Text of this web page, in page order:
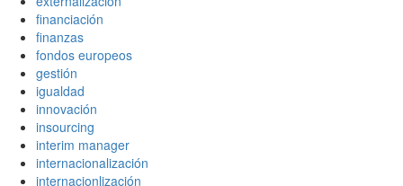
financiación
finanzas
fondos europeos
gestión
igualdad
innovación
insourcing
interim manager
internacionalización
internacionlización